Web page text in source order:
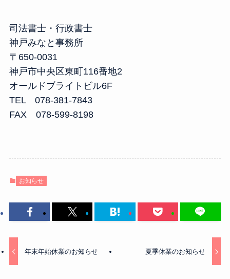
司法書士・行政書士
神戸みなと事務所
〒650-0031
神戸市中央区東町116番地2
オールドブライトビル6F
TEL 078-381-7843
FAX 078-599-8198
お知らせ
年末年始休業のお知らせ 夏季休業のお知らせ